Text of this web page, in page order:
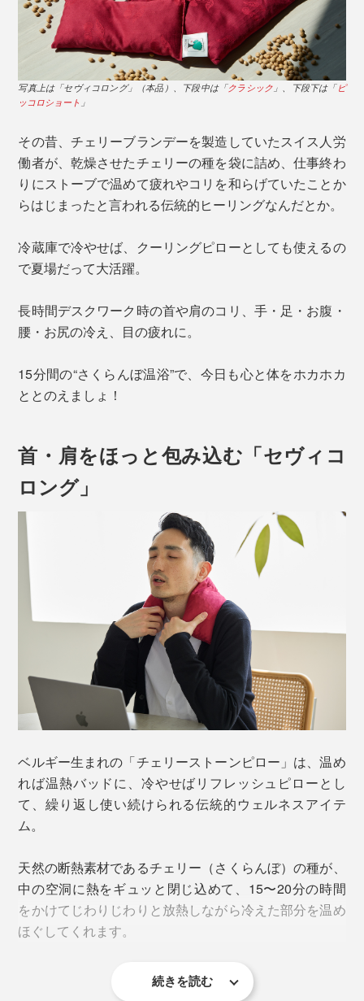
写真上は「セヴィコロング」（本品）、下段中は「クラシック 」、下段下は「ピ
ッコロショート 」
その昔、チェリーブランデーを製造していたスイス人労
働者が、乾燥させたチェリーの種を袋に詰め、仕事終わ
りにストーブで温めて疲れやコリを和らげていたことか
らはじまったと言われる伝統的ヒーリングなんだとか。
冷蔵庫で冷やせば、クーリングピローとしても使えるの
で夏場だって大活躍。
長時間デスクワーク時の首や肩のコリ、手・足・お腹・
腰・お尻の冷え、目の疲れに。
15分間の“さくらんぼ温浴”で、今日も心と体をホカホカ
ととのえましょ！
首・肩をほっと包み込む「セヴィコ
ロング」
ベルギー生まれの「チェリーストーンピロー」は、温め
れば温熱バッドに、冷やせばリフレッシュピローとし
て、繰り返し使い続けられる伝統的ウェルネスアイテ
ム。
天然の断熱素材であるチェリー（さくらんぼ）の種が、
中の空洞に熱をギュッと閉じ込めて、15〜20分の時間
をかけてじわりじわりと放熱しながら冷えた部分を温め
ほぐしてくれます。
続きを読む